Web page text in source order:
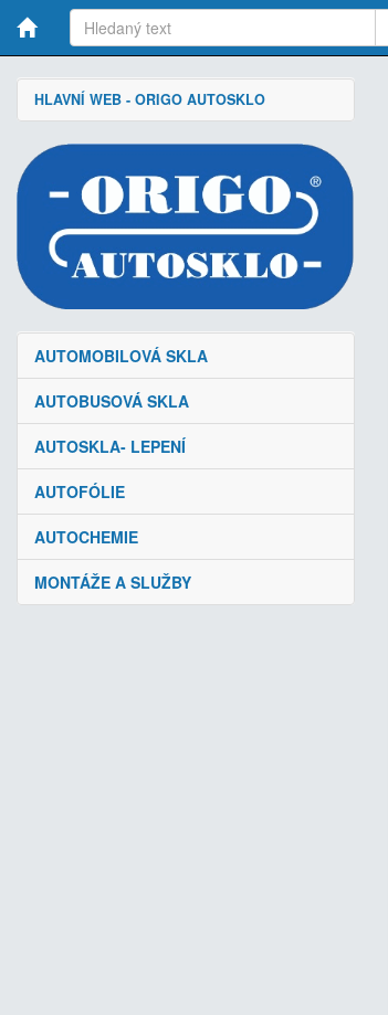
HLAVNÍ WEB - ORIGO AUTOSKLO
AUTOMOBILOVÁ SKLA
AUTOBUSOVÁ SKLA
AUTOSKLA- LEPENÍ
AUTOFÓLIE
AUTOCHEMIE
MONTÁŽE A SLUŽBY